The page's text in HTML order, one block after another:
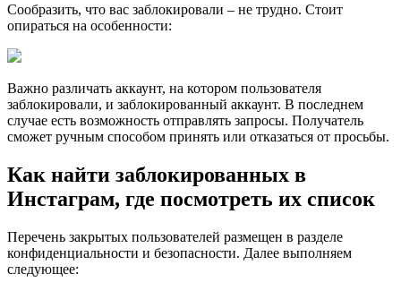
Сообразить, что вас заблокировали – не трудно. Стоит
опираться на особенности:
Важно различать аккаунт, на котором пользователя
заблокировали, и заблокированный аккаунт. В последнем
случае есть возможность отправлять запросы. Получатель
сможет ручным способом принять или отказаться от просьбы.
Как найти заблокированных в
Инстаграм, где посмотреть их список
Перечень закрытых пользователей размещен в разделе
конфиденциальности и безопасности. Далее выполняем
следующее: